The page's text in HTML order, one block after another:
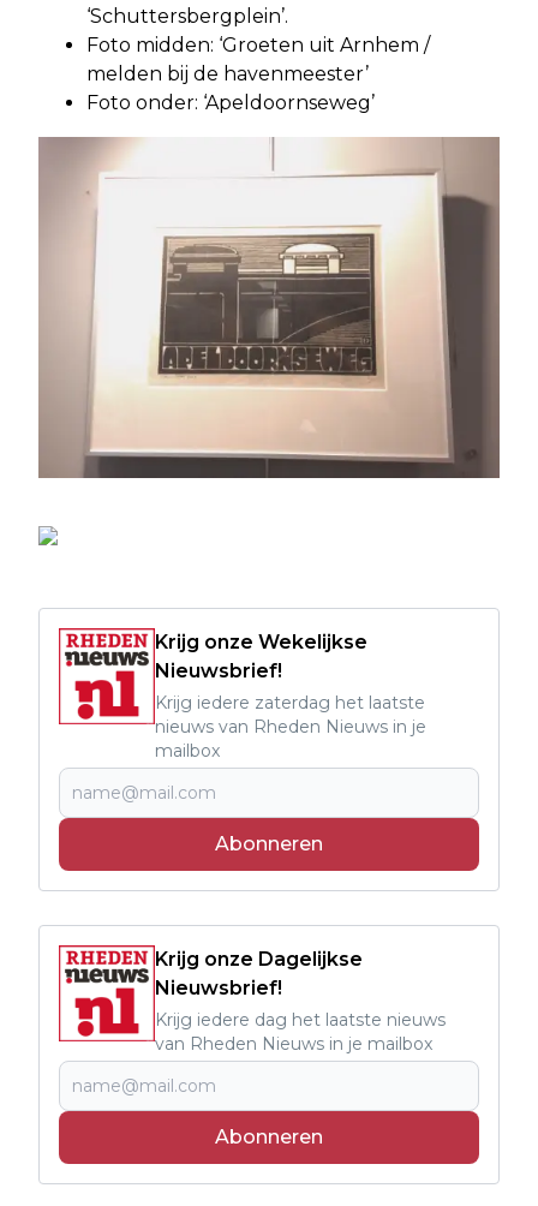
‘Schuttersbergplein’.
Foto midden: ‘Groeten uit Arnhem /
melden bij de havenmeester’
Foto onder: ‘Apeldoornseweg’
Krijg onze Wekelijkse
Nieuwsbrief!
Krijg iedere zaterdag het laatste
nieuws van Rheden Nieuws in je
mailbox
Abonneren
Krijg onze Dagelijkse
Nieuwsbrief!
Krijg iedere dag het laatste nieuws
van Rheden Nieuws in je mailbox
Abonneren